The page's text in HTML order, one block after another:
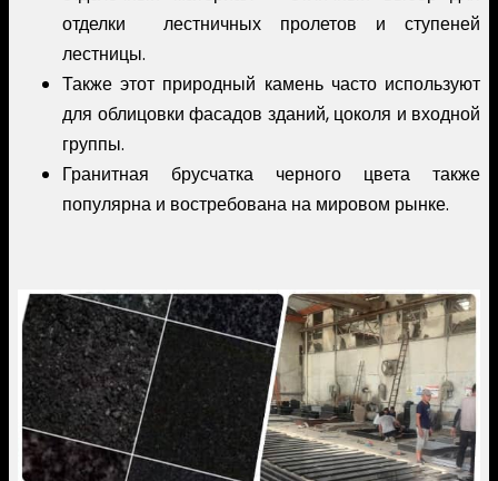
отделки лестничных пролетов и ступеней
лестницы.
Также этот природный камень часто используют
для облицовки фасадов зданий, цоколя и входной
группы.
Гранитная брусчатка черного цвета также
популярна и востребована на мировом рынке.